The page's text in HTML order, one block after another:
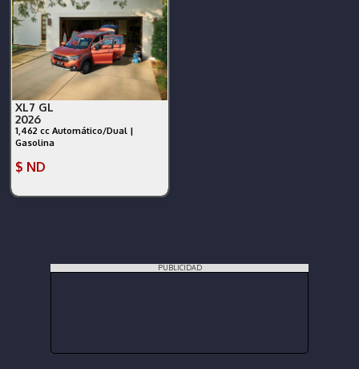
XL7 GL
2026
1,462 cc Automático/Dual |
Gasolina
$ ND
PUBLICIDAD